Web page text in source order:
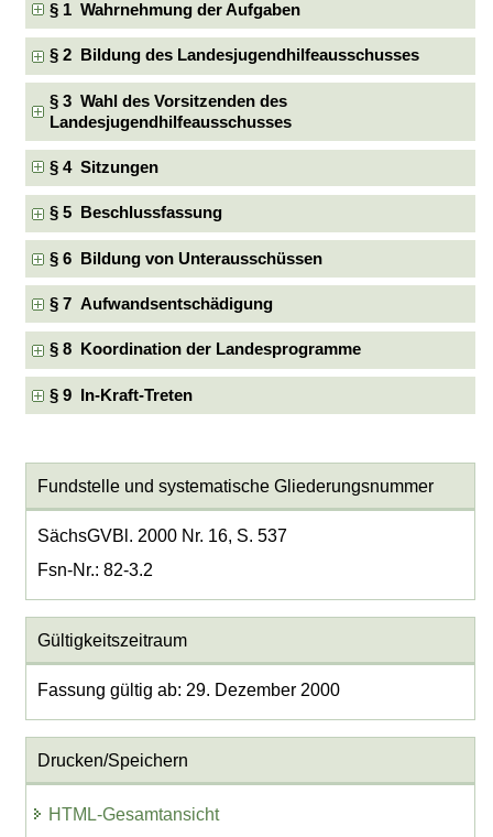
§ 1 Wahrnehmung der Aufgaben
§ 2 Bildung des Landesjugendhilfeausschusses
§ 3 Wahl des Vorsitzenden des
Landesjugendhilfeausschusses
§ 4 Sitzungen
§ 5 Beschlussfassung
§ 6 Bildung von Unterausschüssen
§ 7 Aufwandsentschädigung
§ 8 Koordination der Landesprogramme
§ 9 In-Kraft-Treten
Fundstelle und systematische Gliederungsnummer
SächsGVBl. 2000 Nr. 16, S. 537
Fsn-Nr.: 82-3.2
Gültigkeitszeitraum
Fassung gültig ab: 29. Dezember 2000
Drucken/Speichern
HTML-Gesamtansicht